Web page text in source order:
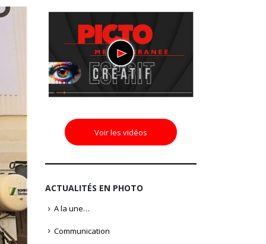
Voir les vidéos
ACTUALITÉS EN PHOTO
A la une…
Communication